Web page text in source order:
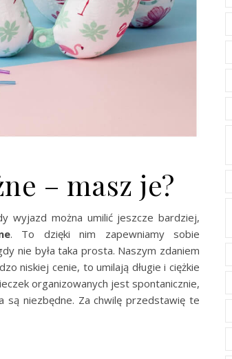
– masz je?
wyjazd można umilić jeszcze bardziej,
. To dzięki nim zapewniamy sobie
nie była taka prosta. Naszym zdaniem
niskiej cenie, to umilają długie i ciężkie
organizowanych jest spontanicznie,
niezbędne. Za chwilę przedstawię te